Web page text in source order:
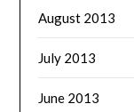
August 2013
July 2013
June 2013